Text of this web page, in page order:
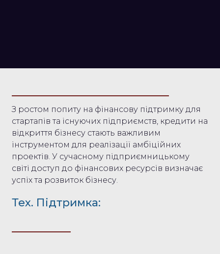
З ростом попиту на фінансову підтримку для
стартапів та існуючих підприємств, кредити на
відкриття бізнесу стають важливим
інструментом для реалізації амбіційних
проектів. У сучасному підприємницькому
світі доступ до фінансових ресурсів визначає
успіх та розвиток бізнесу.
Тех. Підтримка: